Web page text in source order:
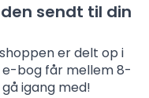
sendt til din
er delt op i
e-bog får mellem 8-
igang med!